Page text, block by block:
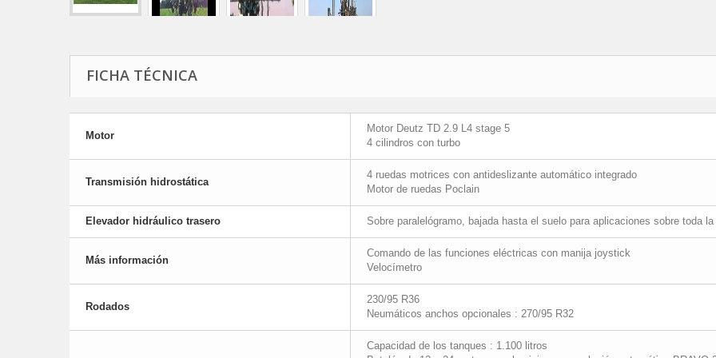
FICHA TÉCNICA
Motor
Motor Deutz TD 2.9 L4 stage 5
4 cilindros con turbo
Transmisión hidrostática
4 ruedas motrices con antideslizante automático integrado
Motor de ruedas Poclain
Elevador hidráulico trasero Sobre paralelógramo, bajada hasta el suelo para aplicaciones sobre toda
Más información
Comando de las funciones eléctricas con manija joystick
Velocímetro
Rodados
230/95 R36
Neumáticos anchos opcionales : 270/95 R32
Capacidad de los tanques : 1.100 litros